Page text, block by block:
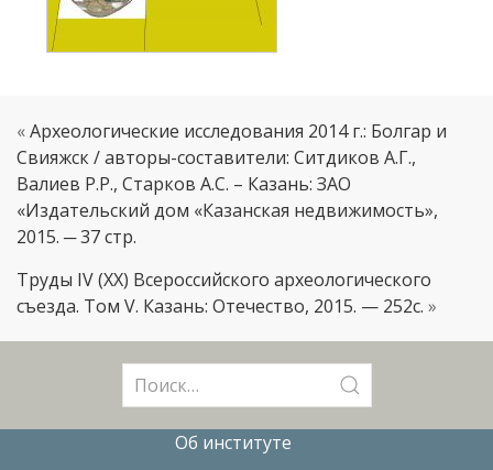
«Археологические исследования 2014 г.: Болгар и
Свияжск / авторы-составители: Ситдиков А.Г.,
Валиев Р.Р., Старков А.С. – Казань: ЗАО
«Издательский дом «Казанская недвижимость»,
2015. ─ 37 стр.
Труды IV (XX) Всероссийского археологического
съезда. Том V. Казань: Отечество, 2015. — 252с. »
Об институте